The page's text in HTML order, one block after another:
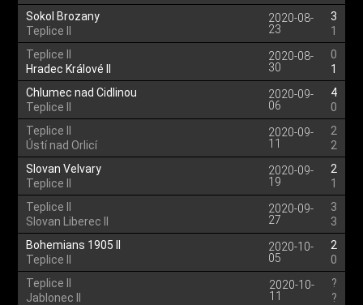
Sokol Brozany
Teplice II
2020-08-
23
3
1
Teplice II
Hradec Králové II
2020-08-
30
0
1
Chlumec nad Cidlinou
Teplice II
2020-09-
06
4
0
Teplice II
Ústí nad Orlicí
2020-09-
11
2
2
Slovan Velvary
Teplice II
2020-09-
19
2
1
Teplice II
Slovan Liberec II
2020-09-
27
3
3
Bohemians 1905 II
Teplice II
2020-10-
05
2
0
Teplice II
Jablonec II
2020-10-
11
?
?